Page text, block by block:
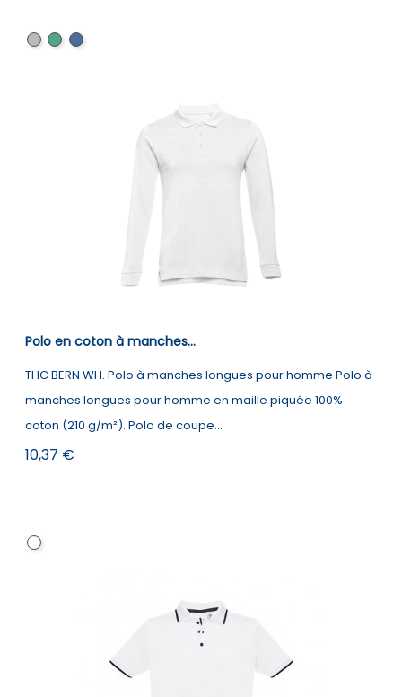
GrisVertBleu
Polo en coton à manches...
THC BERN WH. Polo à manches longues pour homme Polo à
manches longues pour homme en maille piquée 100%
coton (210 g/m²). Polo de coupe...
Prix
10,37 €
Blanc